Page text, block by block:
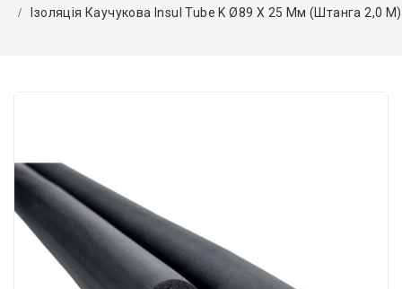
Ізоляція Каучукова Insul Tube K Ø89 X 25 Мм (штанга 2,0